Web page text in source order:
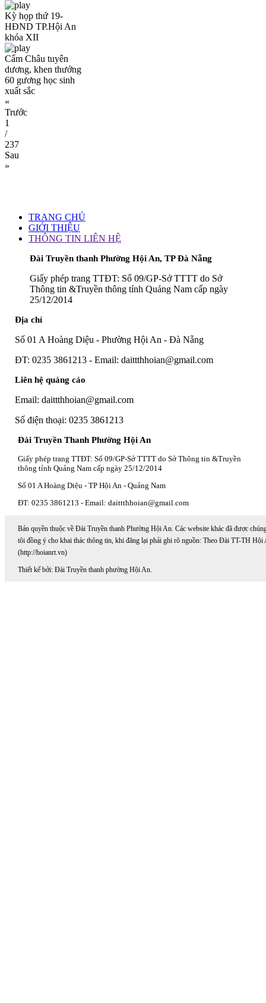
Kỳ họp thứ 19-
HĐND TP.Hội An
khóa XII
Cẩm Châu tuyên
dương, khen thưởng
60 gương học sinh
xuất sắc
«
Trước
1
/
237
Sau
»
TRANG CHỦ
GIỚI THIỆU
THÔNG TIN LIÊN HỆ
Đài Truyền thanh Phường Hội An, TP Đà Nẵng
Giấy phép trang TTĐT: Số 09/GP-Sở TTTT do Sở
Thông tin &Truyền thông tỉnh Quảng Nam cấp ngày
25/12/2014
Địa chỉ
Số 01 A Hoàng Diệu - Phường Hội An - Đà Nẵng
ĐT: 0235 3861213 - Email: daittthhoian@gmail.com
Liên hệ quảng cáo
Email: daittthhoian@gmail.com
Số điện thoại: 0235 3861213
Đài Truyền Thanh Phường Hội An
Giấy phép trang TTĐT: Số 09/GP-Sở TTTT do Sở Thông tin &Truyền
thông tỉnh Quảng Nam cấp ngày 25/12/2014
Số 01 A Hoàng Diệu - TP Hội An - Quảng Nam
ĐT: 0235 3861213 - Email: daittthhoian@gmail.com
Bản quyền thuộc về Đài Truyền thanh Phường Hội An. Các website khác đã được
tôi đồng ý cho khai thác thông tin, khi đăng lại phải ghi rõ nguồn: Theo Đài TT-TH Hội
(http://hoianrt.vn)
Thiết kế bởi: Đài Truyền thanh phường Hội An.